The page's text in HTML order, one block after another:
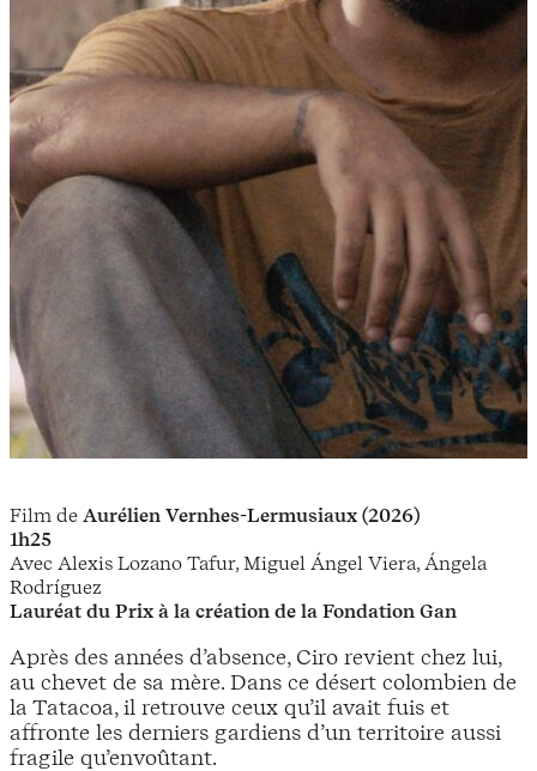
Film de Aurélien Vernhes-Lermusiaux (2026)
1h25
Avec Alexis Lozano Tafur, Miguel Ángel Viera, Ángela
Rodríguez
Lauréat du Prix à la création de la Fondation Gan
Après des années d’absence, Ciro revient chez lui,
au chevet de sa mère. Dans ce désert colombien de
la Tatacoa, il retrouve ceux qu’il avait fuis et
affronte les derniers gardiens d’un territoire aussi
fragile qu’envoûtant.